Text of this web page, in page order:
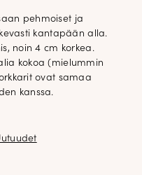
pehmoiset ja
kantapään alla.
noin 4 cm korkea.
kokoa (mielummin
ovat samaa
kanssa.